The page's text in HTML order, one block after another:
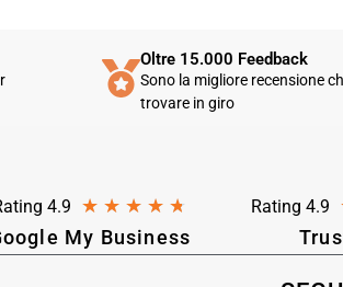
Oltre 15.000 Feedback
Sono la migliore recensione
trovare in giro
4.9 ★ ★ ★ ★ ★
My Business
Rating 4.9